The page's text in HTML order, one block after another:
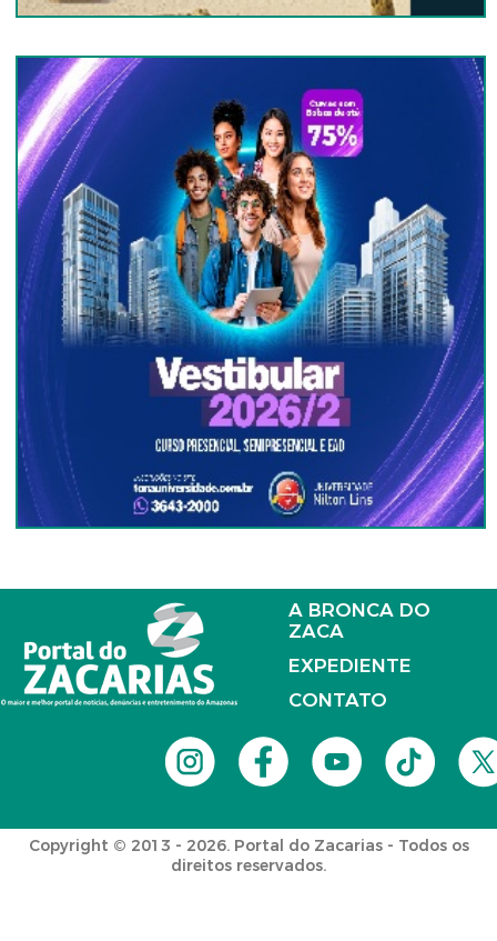
A BRONCA DO
ZACA
EXPEDIENTE
CONTATO
Copyright © 2013 - 2026. Portal do Zacarias - Todos os
direitos reservados.